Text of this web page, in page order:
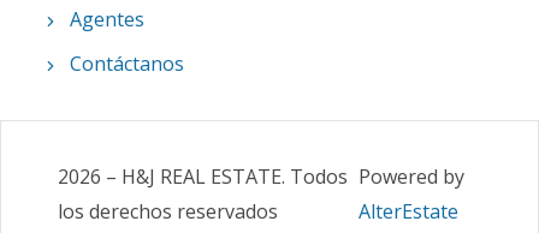
Agentes
Contáctanos
2026 – H&J REAL ESTATE. Todos
los derechos reservados
Powered by
AlterEstate